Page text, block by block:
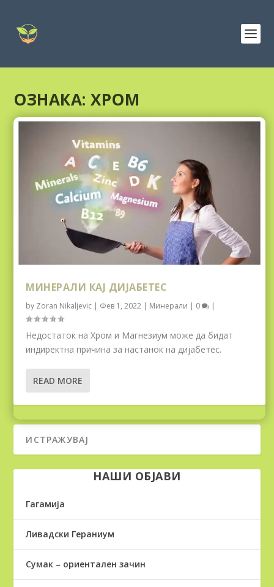
ОЗНАКА:ХРОМ
МИНЕРАЛИ КАЈ ДИЈАБЕТЕС
by Zoran Nikaljevic | Фев 1, 2022 | Минерали | 0 |
Недостаток на Хром и Магнезиум може да бидат
индиректна причина за настанок на дијабетес.
READ MORE
НАШИ ОБЈАВИ
Гагамија
Ливадски Гераниум
Сумак – ориентален зачин